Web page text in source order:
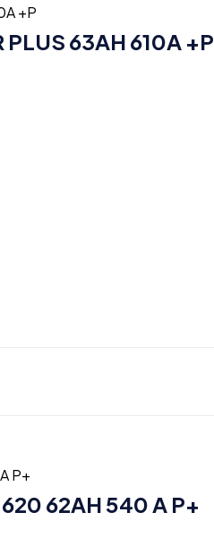
63AH 610A +P
62AH 540 A P+